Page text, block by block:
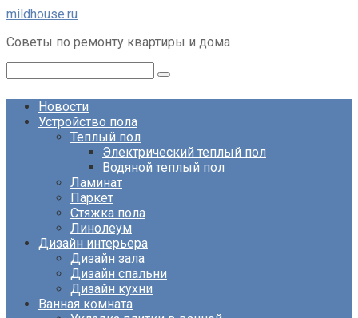
Перейти
контенту
mildhouse.ru
Советы по ремонту квартиры и дома
Новости
Устройство пола
Теплый пол
Электрический теплый пол
Водяной теплый пол
Ламинат
Паркет
Стяжка пола
Линолеум
Дизайн интерьера
Дизайн зала
Дизайн спальни
Дизайн кухни
Ванная комната